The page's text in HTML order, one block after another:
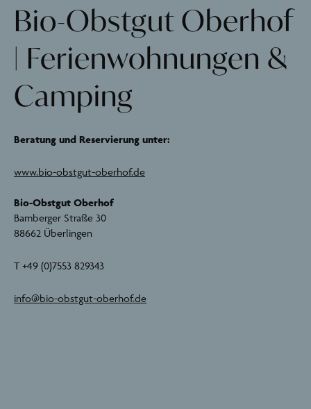
Bio-Obstgut Oberhof
| Ferienwohnungen &
Camping
Beratung und Reservierung unter:
www.bio-obstgut-oberhof.de
Bio-Obstgut Oberhof
Bamberger Straße 30
88662 Überlingen
T +49 (0)7553 829343
info@bio-obstgut-oberhof.de